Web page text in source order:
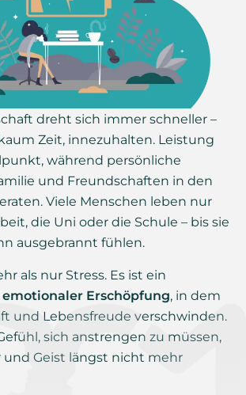
dreht sich immer schneller –
Zeit, innezuhalten. Leistung
während persönliche
und Freundschaften in den
Viele Menschen leben nur
die Uni oder die Schule – bis sie
ausgebrannt fühlen.
als nur Stress. Es ist ein
Erschöpfung, in dem
und Lebensfreude verschwinden.
sich anstrengen zu müssen,
und Geist längst nicht mehr